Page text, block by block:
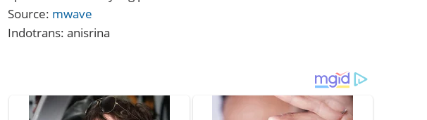
Source: mwave
Indotrans: anisrina